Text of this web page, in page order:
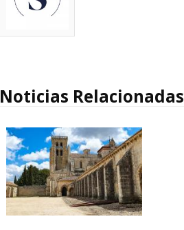
Noticias Relacionadas